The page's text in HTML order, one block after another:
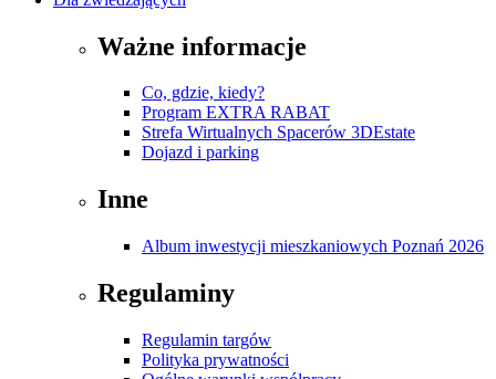
Ważne informacje
Co, gdzie, kiedy?
Program EXTRA RABAT
Strefa Wirtualnych Spacerów 3DEstate
Dojazd i parking
Inne
Album inwestycji mieszkaniowych Poznań 2026
Regulaminy
Regulamin targów
Polityka prywatności